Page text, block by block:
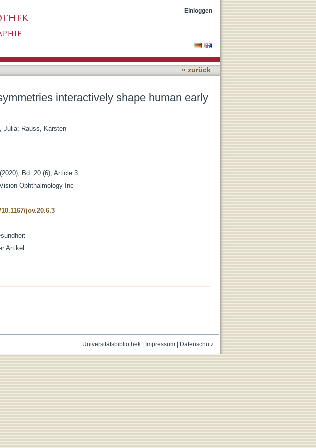
human early visual cortex responsesEinloggen
« zurück
interactively shape human early
Julia; Rauss, Karsten
Bd. 20 (6), Article 3
Ophthalmology Inc
jov.20.6.3
Artikel
Universitätsbibliothek| Impressum| Datenschutz